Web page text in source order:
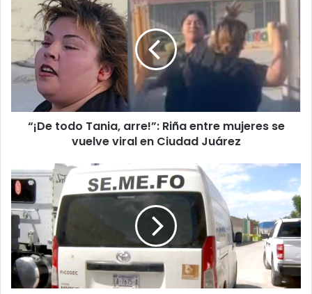
todo
Tania,
arre!”:
entre
mujeres
vuelve
Juárez
“¡De todo Tania, arre!”: Riña entre mujeres se
vuelve viral en Ciudad Juárez
Abandonan
cadáver
dentro
de
camioneta
en
la
colonia
La